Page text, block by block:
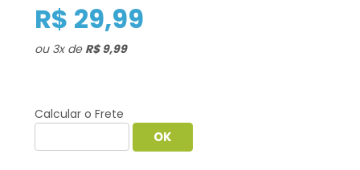
R$ 29,99
ou 3xde R$ 9,99
Calcular o Frete